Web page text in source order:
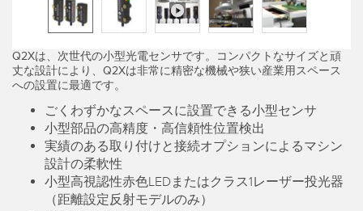
ピックトゥライトセンサ
温度 & 振動センサ
Condition Monitoring Sensors
Wireless Condition Monitoring Sensors
Vibration Sensors
機械監視/総合設備効率
部品、サービス、パレット引き取りコール
RELATED LINKS
ウォッシュダウン
IO-Link
Q2Xは、次世代の小型光電センサです。コンパクトなサイズと頑
丈な設計により、Q2Xは非常に精密な機械や狭い産業用スペース
への設置に最適です。
ごくわずかなスペースに設置できる小型センサ
小型部品の高精度・高信頼性位置検出
実績のある取り付けと接続オプションによるマシン
設計の柔軟性
小型高視認性赤色LEDまたはクラス1レーザー投光器
（距離設定反射モデルのみ）